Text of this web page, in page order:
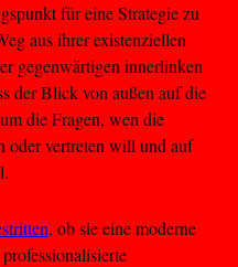
für eine Strategie zu
aus ihrer existenziellen
gegenwärtigen innerlinken
der Blick von außen auf die
die Fragen, wen die
oder vertreten will und auf
, ob sie eine moderne